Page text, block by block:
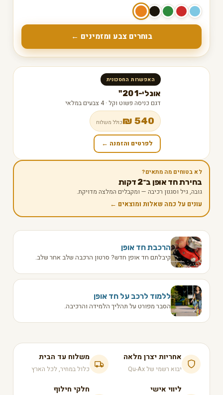
בוחרים צבע ומזמינים ←
האפשרות החסכונית
אונלי-1 20"
דגם כניסה פשוט וקל · 4 צבעים במלאי
540 ₪ כולל משלוח
לפרטים והזמנה ←
לא בטוחים מה מתאים?
בחירת חד אופן ב־2 דקות
גובה, גיל וסגנון רכיבה — ומקבלים המלצה מדויקת.
עונים על כמה שאלות ומוצאים ←
הרכבת חד אופן
קיבלתם חד אופן חדש? סרטון הרכבה שלב אחר שלב.
ללמוד לרכב על חד אופן
הסבר מפורט על תהליך הלמידה והרכיבה.
אחריות יצרן מלאה
יבוא רשמי של Qu-Ax
משלוח עד הבית
כלול במחיר, לכל הארץ
ליווי אישי חלקי חילוף